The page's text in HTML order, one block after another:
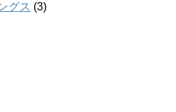
グス (3)